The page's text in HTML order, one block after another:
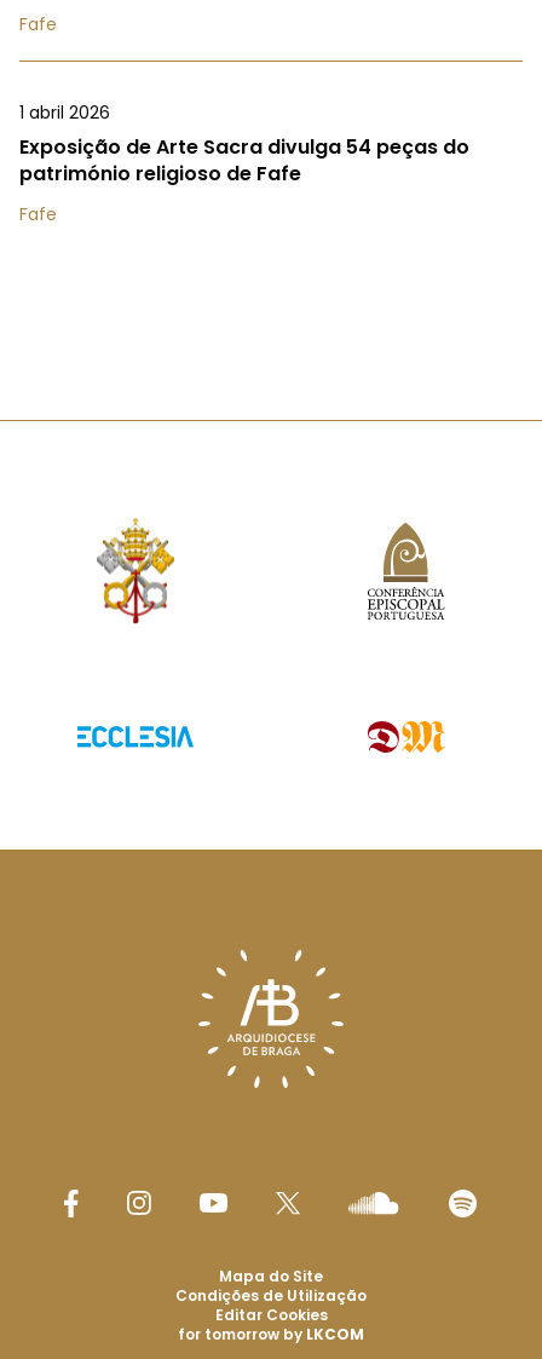
Fafe
1 abril 2026
Exposição de Arte Sacra divulga 54 peças do
património religioso de Fafe
Fafe
Mapa do Site
Condições de Utilização
Editar Cookies
for tomorrow by LKCOM